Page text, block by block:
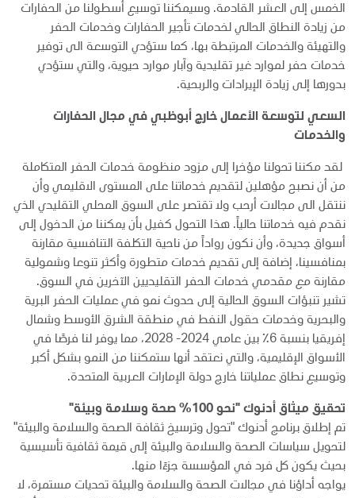
الخمس إلى العشر القادمة. وسيمكننا توسيع أسطولنا من الحفارات
من زيادة النطاق الحالي لخدمات تأجير الحفارات وخدمات الحفر
والتهيئة والخدمات المرتبطة بها، كما ستؤدي التوسعة الى توفير
خدمات حفر لموارد غير تقليدية وآبار موارد حيوية، والتي ستؤدي
بدورها إلى زيادة الإيرادات والربحية.
السعي لتوسعة الأعمال خارج أبوظبي في مجال الحفارات
والخدمات
لقد مكننا تحولنا مؤخرا إلى مزود منظومة خدمات الحفر المتكاملة
من أن نصبح مؤهلين لتقديم خدماتنا على المستوى الاقليمي وأن
ننتقل الى مجالات أرحب ولا تقتصر على السوق المحلي التقليدي الذي
نقدم فيه خدماتنا حالياً. هذا التحول كفيل بأن يمكننا من الدخول إلى
أسواق جديدة، وأن نكون رواداً من ناحية التكلفة التنافسية مقارنة
بمنافسينا، إضافة إلى تقديم خدمات متطورة وأكثر تنوعا وشمولية
مقارنة مع مقدمي خدمات الحفر التقليديين الآخرين في السوق.
تشير تنبؤات السوق الحالية إلى حدوث نمو في عمليات الحفر البرية
والبحرية وخدمات حقول النفط في منطقة الشرق الأوسط وشمال
إفريقيا بنسبة 6٪ بين عامي 2024- 2028، مما يوفر لنا فرصًا في
الأسواق الإقليمية، والتي نعتقد أنها ستمكننا من النمو بشكل أكبر
وتوسيع نطاق عملياتنا خارج دولة الإمارات العربية المتحدة.
تحقيق ميثاق أدنوك "نحو 100% صحة وسلامة وبيئة"
تم إطلاق برنامج أدنوك "تحول وترسيخ ثقافة الصحة والسلامة والبيئة"
لتحويل سياسات الصحة والسلامة والبيئة إلى قيمة ثقافية تأسيسية
بحيث يكون كل فرد في المؤسسة جزءًا منها.
يواجه أداؤنا في مجالات الصحة والسلامة والبيئة تحديات مستمرة، لا